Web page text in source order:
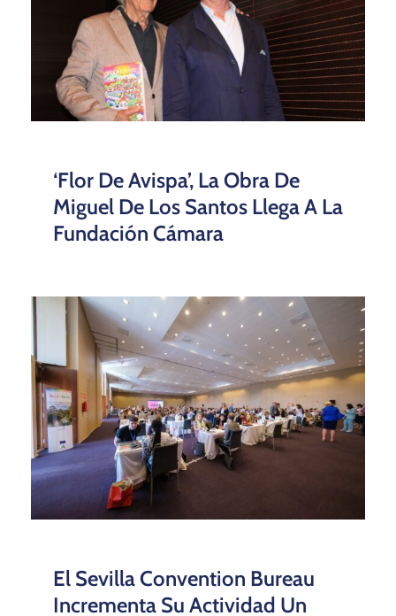
‘Flor De Avispa’, La Obra De
Miguel De Los Santos Llega A La
Fundación Cámara
El Sevilla Convention Bureau
Incrementa Su Actividad Un